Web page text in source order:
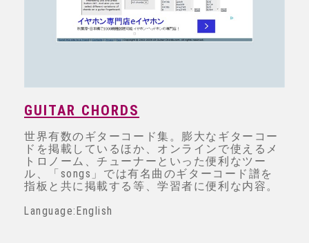
GUITAR CHORDS
世界有数のギターコード集。膨大なギターコー
ドを掲載しているほか、オンラインで使えるメ
トロノーム、チューナーといった便利なツー
ル、「songs」では有名曲のギターコード譜を
指板と共に掲載する等、学習者に便利な内容。
Language:English